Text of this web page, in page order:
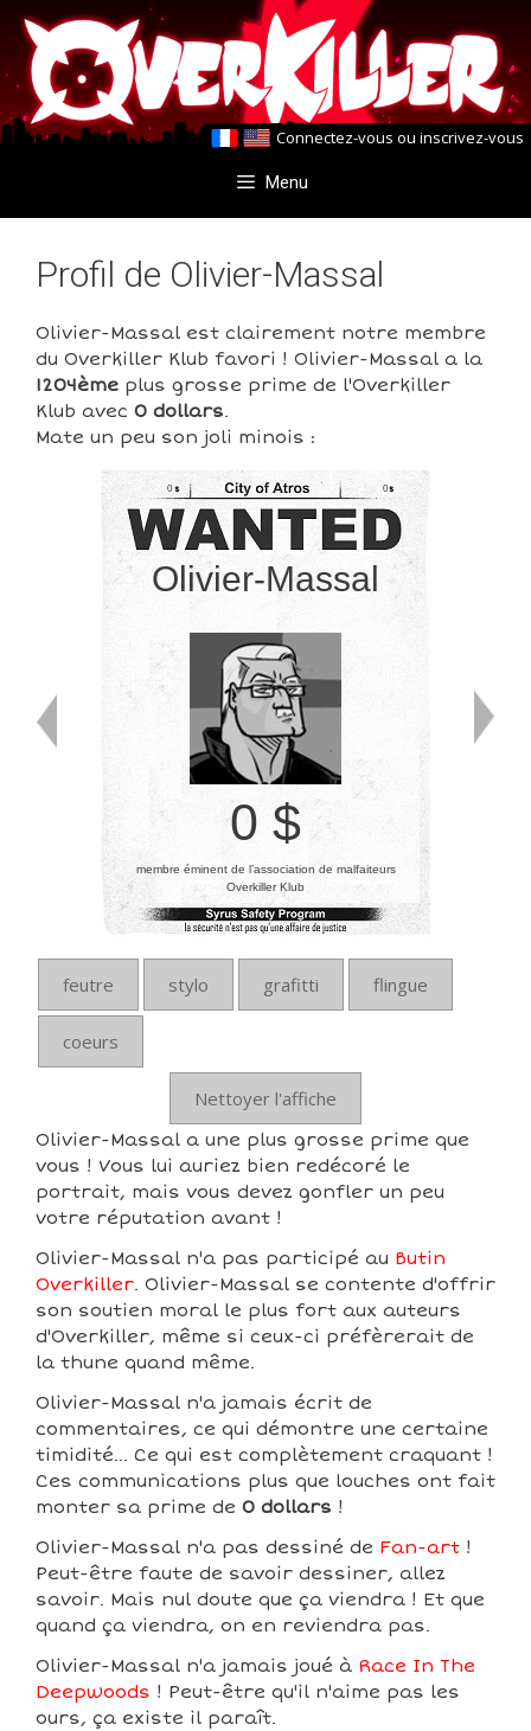
Aller
au
contenu
Aller
au
contenu
Connectez-vous ou inscrivez-vous
Menu
Profil de Olivier-Massal
Olivier-Massal est clairement notre membre
du Overkiller Klub favori ! Olivier-Massal a la
1204ème plus grosse prime de l'Overkiller
Klub avec 0 dollars.
Mate un peu son joli minois :
0
Olivier-Massal
0
0 $
membre éminent de l’association de malfaiteurs
Overkiller Klub
feutre stylo grafitti flingue
coeurs
Nettoyer l'affiche
Olivier-Massal a une plus grosse prime que
vous ! Vous lui auriez bien redécoré le
portrait, mais vous devez gonfler un peu
votre réputation avant !
Olivier-Massal n'a pas participé au Butin
Overkiller. Olivier-Massal se contente d'offrir
son soutien moral le plus fort aux auteurs
d'Overkiller, même si ceux-ci préfèrerait de
la thune quand même.
Olivier-Massal n'a jamais écrit de
commentaires, ce qui démontre une certaine
timidité... Ce qui est complètement craquant !
Ces communications plus que louches ont fait
monter sa prime de 0 dollars !
Olivier-Massal n'a pas dessiné de Fan-art !
Peut-être faute de savoir dessiner, allez
savoir. Mais nul doute que ça viendra ! Et que
quand ça viendra, on en reviendra pas.
Olivier-Massal n'a jamais joué à Race In The
Deepwoods ! Peut-être qu'il n'aime pas les
ours, ça existe il paraît.